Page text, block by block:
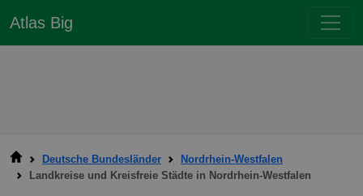
Atlas Big
Deutsche Bundesländer
Nordrhein-Westfalen
Landkreise und Kreisfreie Städte in Nordrhein-Westfalen